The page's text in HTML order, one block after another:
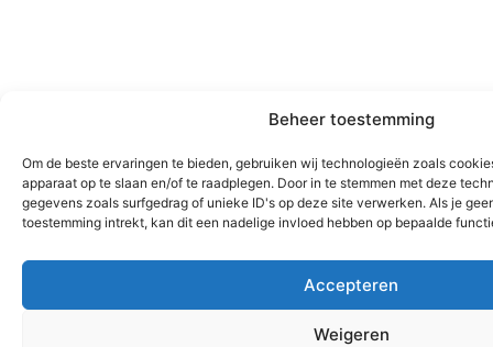
Beheer toestemming
Om de beste ervaringen te bieden, gebruiken wij technologieën zoals
apparaat op te slaan en/of te raadplegen. Door in te stemmen met deze
gegevens zoals surfgedrag of unieke ID's op deze site verwerken. Als je
toestemming intrekt, kan dit een nadelige invloed hebben op bepaalde
Accepteren
Weigeren